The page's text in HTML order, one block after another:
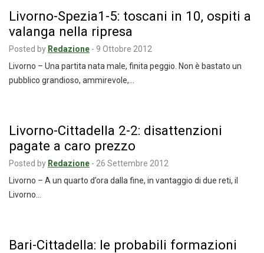
Livorno-Spezia1-5: toscani in 10, ospiti a
valanga nella ripresa
Posted by Redazione - 9 Ottobre 2012
Livorno – Una partita nata male, finita peggio. Non è bastato un
pubblico grandioso, ammirevole,…
Livorno-Cittadella 2-2: disattenzioni
pagate a caro prezzo
Posted by Redazione - 26 Settembre 2012
Livorno – A un quarto d’ora dalla fine, in vantaggio di due reti, il
Livorno…
Bari-Cittadella: le probabili formazioni